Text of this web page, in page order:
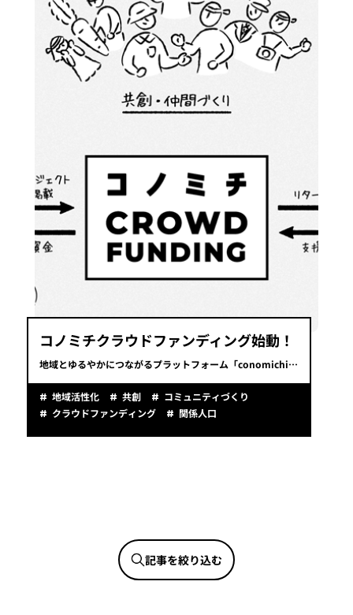
コノミチクラウドファンディング始動！
地域とゆるやかにつながるプラットフォーム「conomichi」が「コノミチクラウドファンディング」を始動。事業にかける想いをご紹介します。
地域活性化 共創
コミュニティづくり
クラウドファンディング
関係人口
記事を絞り込む